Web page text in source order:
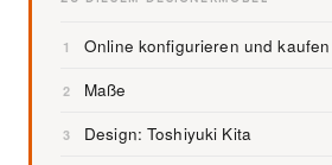
1 Online konfigurieren und kaufen
2 Maße
3 Design: Toshiyuki Kita